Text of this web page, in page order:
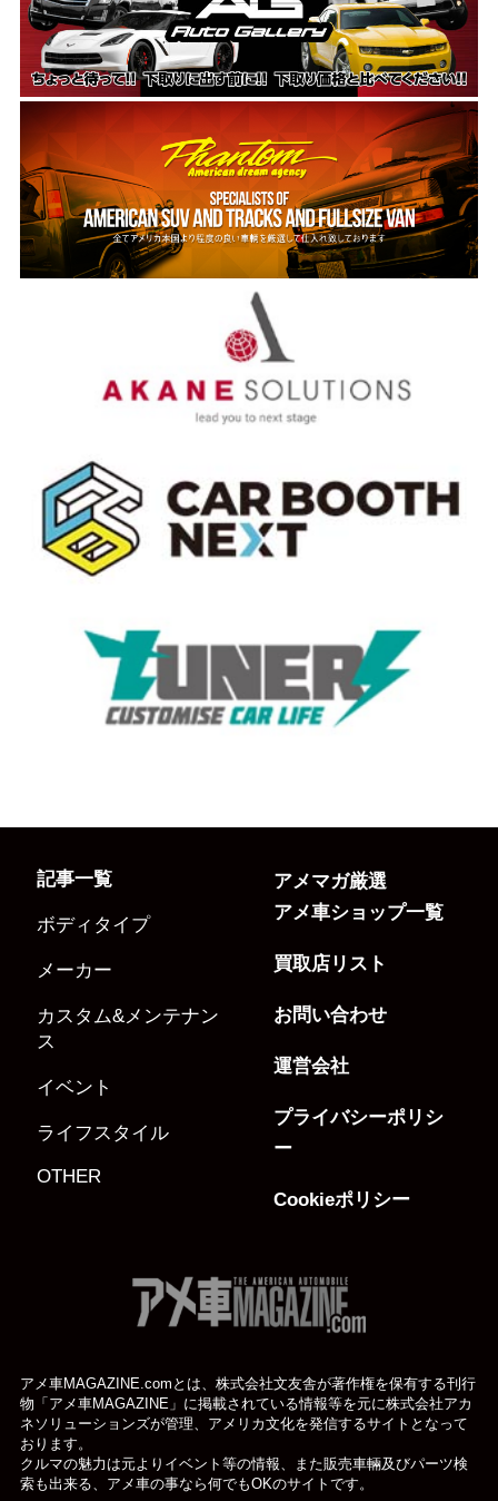
記事一覧
ボディタイプ
メーカー
カスタム&メンテナン
ス
イベント
ライフスタイル
OTHER
アメマガ厳選
アメ車ショップ一覧
買取店リスト
お問い合わせ
運営会社
プライバシーポリシ
ー
Cookieポリシー
アメ車MAGAZINE.comとは、株式会社文友舎が著作権を保有する刊行
物「アメ車MAGAZINE」に掲載されている情報等を元に株式会社アカ
ネソリューションズが管理、アメリカ文化を発信するサイトとなって
おります。
クルマの魅力は元よりイベント等の情報、また販売車輛及びパーツ検
索も出来る、アメ車の事なら何でもOKのサイトです。